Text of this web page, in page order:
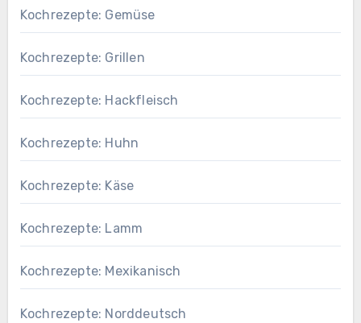
Kochrezepte: Gemüse
Kochrezepte: Grillen
Kochrezepte: Hackfleisch
Kochrezepte: Huhn
Kochrezepte: Käse
Kochrezepte: Lamm
Kochrezepte: Mexikanisch
Kochrezepte: Norddeutsch